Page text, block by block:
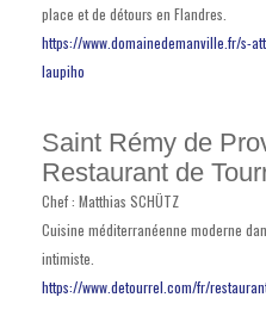
place et de détours en Flandres.
https://www.domainedemanville.fr/s-
laupiho
Saint Rémy de
Restaurant de
Chef : Matthias SCHÜTZ
Cuisine méditerranéenne moderne
intimiste.
https://www.detourrel.com/fr/